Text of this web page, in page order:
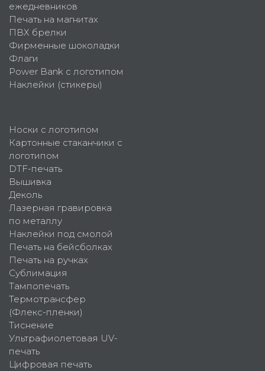
ежедневников
Печать на магнитах
ПВХ брелки
Фирменные шоколадки
Флаги
Power Bank с логотипом
Наклейки (стикеры)
Носки с логотипом
Картонные стаканчики с
логотипом
DTF-печать
Вышивка
Деколь
Лазерная гравировка
по металлу
Наклейки под смолой
Печать на бейсболках
Печать на ручках
Сублимация
Тампопечать
Термотрансфер
(Флекс-пленки)
Тиснение
Ультрафиолетовая UV-
печать
Цифровая печать